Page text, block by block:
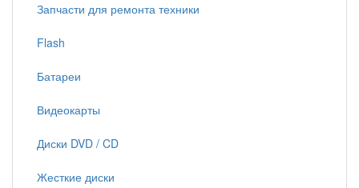
Запчасти для ремонта техники
Flash
Батареи
Видеокарты
Диски DVD / CD
Жесткие диски